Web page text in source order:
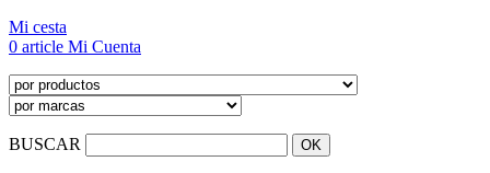
Mi cesta
0 article Mi Cuenta
BUSCAR